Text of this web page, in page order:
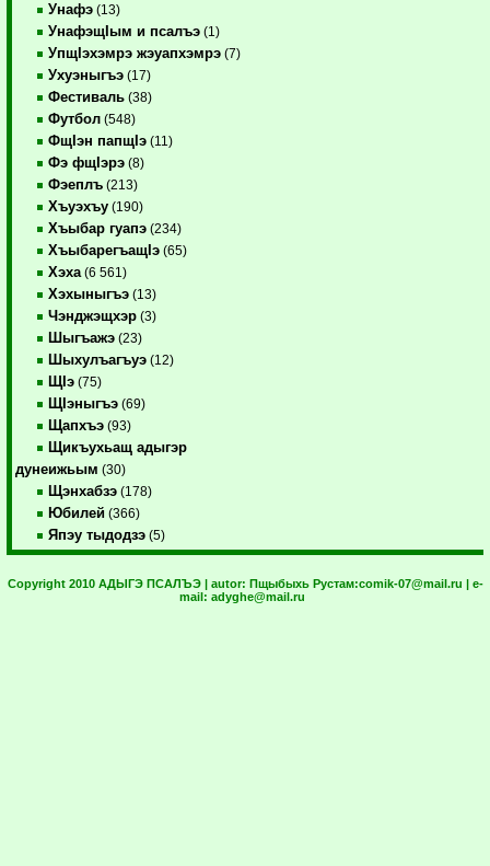
Унафэ (13)
УнафэщIым и псалъэ (1)
УпщIэхэмрэ жэуапхэмрэ (7)
Ухуэныгъэ (17)
Фестиваль (38)
Футбол (548)
ФщIэн папщIэ (11)
Фэ фщIэрэ (8)
Фэеплъ (213)
Хъуэхъу (190)
Хъыбар гуапэ (234)
ХъыбарегъащIэ (65)
Хэха (6 561)
Хэхыныгъэ (13)
Чэнджэщхэр (3)
Шыгъажэ (23)
Шыхулъагъуэ (12)
ЩIэ (75)
ЩIэныгъэ (69)
Щапхъэ (93)
Щикъухьащ адыгэр
дунеижьым (30)
Щэнхабзэ (178)
Юбилей (366)
Япэу тыдодзэ (5)
Copyright 2010 АДЫГЭ ПСАЛЪЭ | autor: Пщыбыхь Рустам:comik-07@mail.ru | e-
mail: adyghe@mail.ru